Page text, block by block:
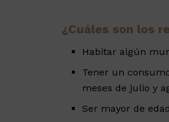
¿Cuáles son los
Habitar algún
Tener un
meses de julio y
Ser mayor de